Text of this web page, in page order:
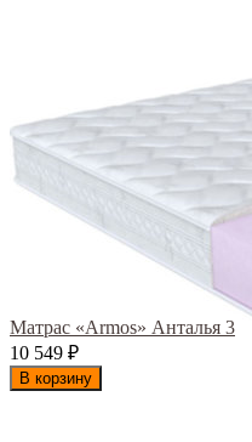
Матрас «Armos» Анталья 3
10 549 ₽
В корзину